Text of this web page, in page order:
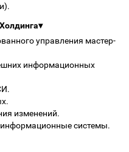
▾
управления мастер-
информационных
изменений.
системы.